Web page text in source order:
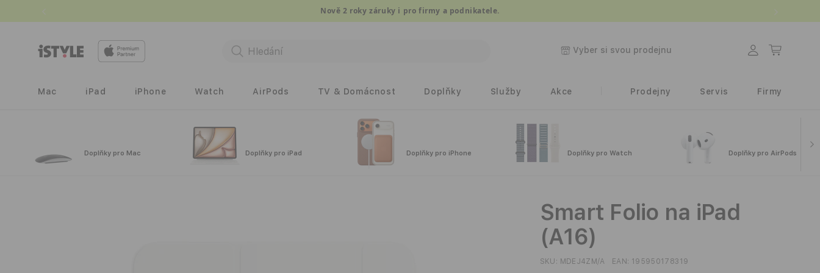
Přejít k
obsahu
Nově 2 roky záruky i pro firmy a podnikatele.
Vyber si svou prodejnu
Přihlásit
Košík
Mac iPad iPhone Watch AirPods TV & Domácnost Doplňky Služby Akce Prodejny Servis Firmy
Doplňky pro Mac Doplňky pro iPad Doplňky pro iPhone Doplňky pro Watch Doplňky pro AirPods
Smart Folio na iPad
(A16)
SKU: MDEJ4ZM/A EAN: 195950178319